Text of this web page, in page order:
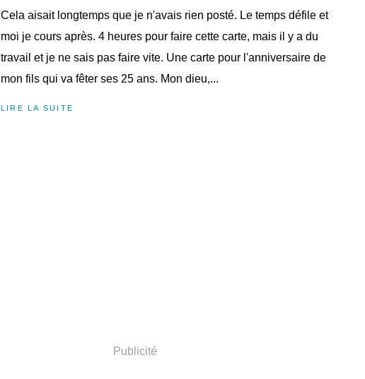
Cela aisait longtemps que je n'avais rien posté. Le temps défile et
moi je cours après. 4 heures pour faire cette carte, mais il y a du
travail et je ne sais pas faire vite. Une carte pour l'anniversaire de
mon fils qui va fêter ses 25 ans. Mon dieu,...
LIRE LA SUITE
Publicité